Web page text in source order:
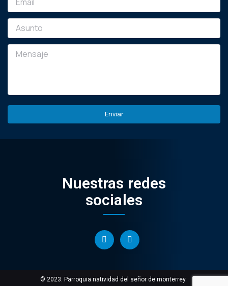
Nuestras redes
sociales
© 2023. Parroquia natividad del señor de monterrey.